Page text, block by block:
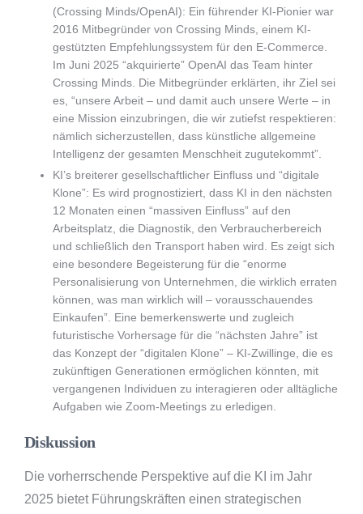
(Crossing Minds/OpenAI): Ein führender KI-Pionier war
2016 Mitbegründer von Crossing Minds, einem KI-
gestützten Empfehlungssystem für den E-Commerce.
Im Juni 2025 “akquirierte” OpenAI das Team hinter
Crossing Minds. Die Mitbegründer erklärten, ihr Ziel sei
es, “unsere Arbeit – und damit auch unsere Werte – in
eine Mission einzubringen, die wir zutiefst respektieren:
nämlich sicherzustellen, dass künstliche allgemeine
Intelligenz der gesamten Menschheit zugutekommt”.
KI’s breiterer gesellschaftlicher Einfluss und “digitale
Klone”: Es wird prognostiziert, dass KI in den nächsten
12 Monaten einen “massiven Einfluss” auf den
Arbeitsplatz, die Diagnostik, den Verbraucherbereich
und schließlich den Transport haben wird. Es zeigt sich
eine besondere Begeisterung für die “enorme
Personalisierung von Unternehmen, die wirklich erraten
können, was man wirklich will – vorausschauendes
Einkaufen”. Eine bemerkenswerte und zugleich
futuristische Vorhersage für die “nächsten Jahre” ist
das Konzept der “digitalen Klone” – KI-Zwillinge, die es
zukünftigen Generationen ermöglichen könnten, mit
vergangenen Individuen zu interagieren oder alltägliche
Aufgaben wie Zoom-Meetings zu erledigen.
Diskussion
Die vorherrschende Perspektive auf die KI im Jahr
2025 bietet Führungskräften einen strategischen